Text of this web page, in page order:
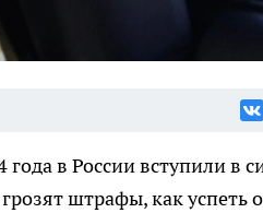
года в России вступили в
штрафы, как